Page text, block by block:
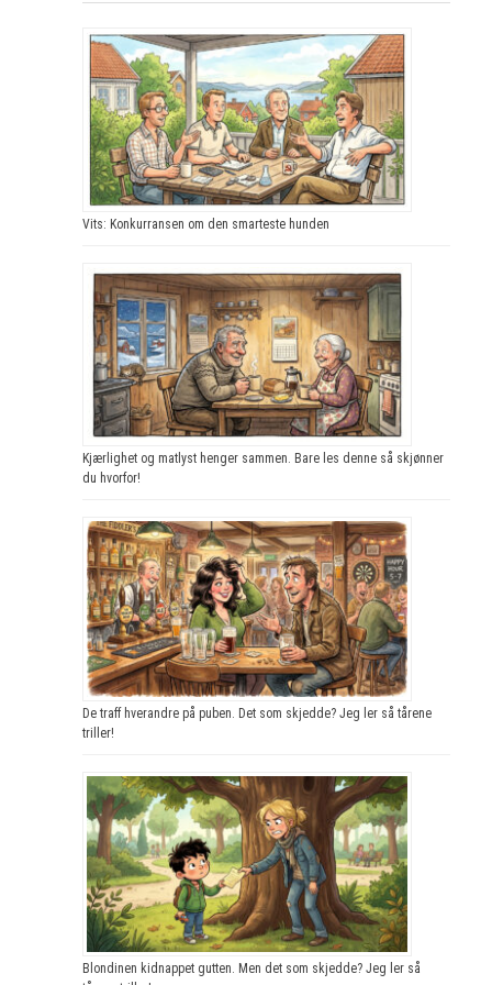
Vits: Konkurransen om den smarteste hunden
Kjærlighet og matlyst henger sammen. Bare les denne så skjønner
du hvorfor!
De traff hverandre på puben. Det som skjedde? Jeg ler så tårene
triller!
Blondinen kidnappet gutten. Men det som skjedde? Jeg ler så